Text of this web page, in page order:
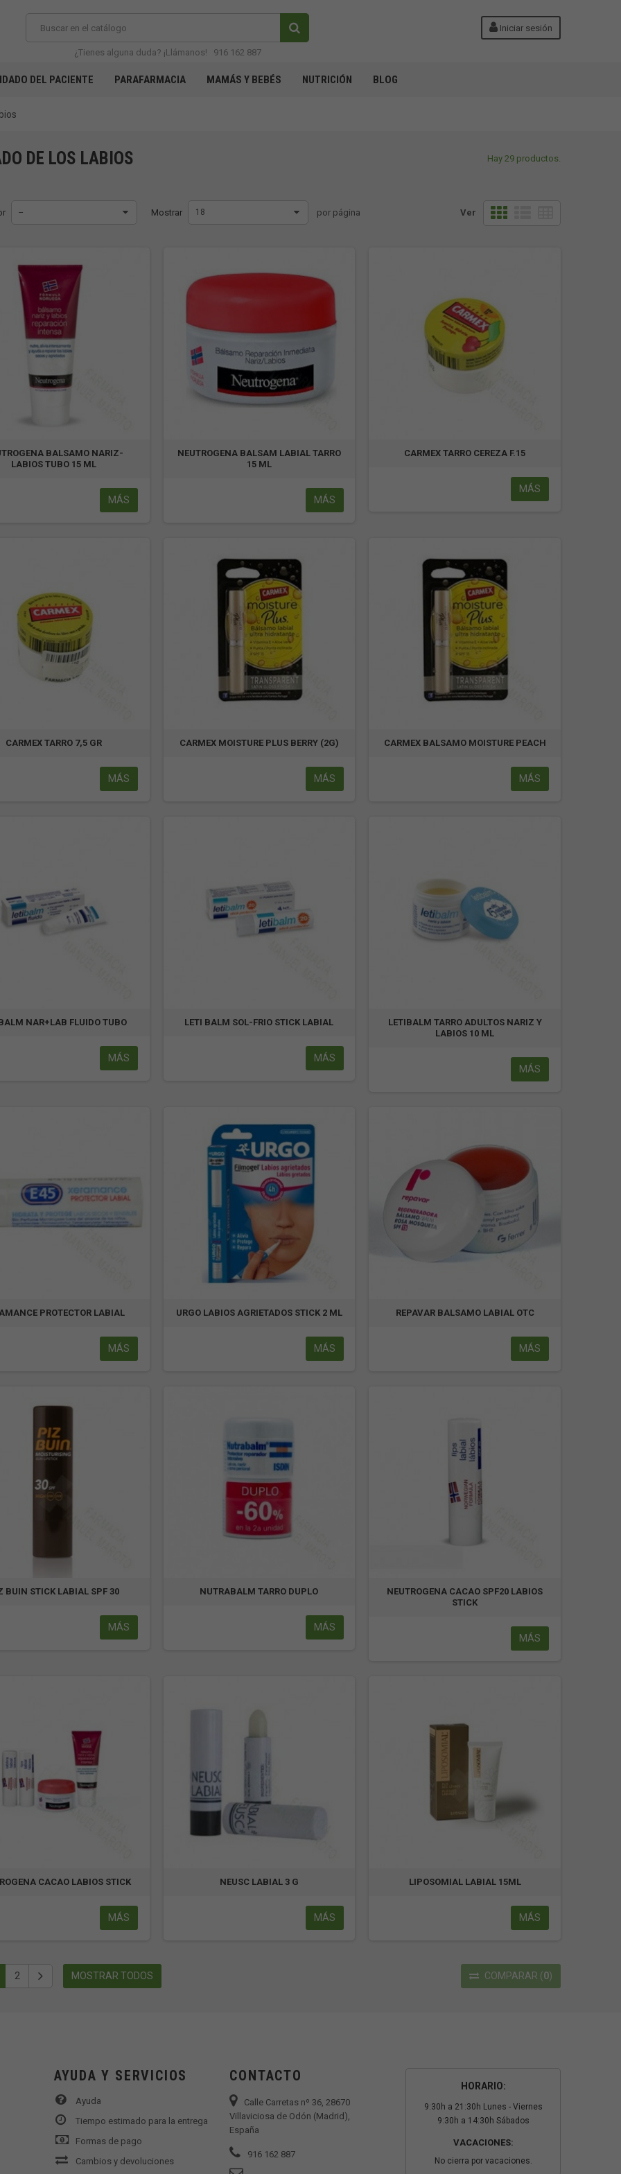
Iniciar sesión
¿Tienes alguna duda? ¡Llámanos! 916 162 887
DEL PACIENTE PARAFARMACIA MAMÁS Y BEBÉS NUTRICIÓN BLOG
DE LOS LABIOS Hay 29 productos.
Ver
-- Mostrar 18 por página
BALSAMO NARIZ-
LABIOS TUBO 15 ML
MÁS
NEUTROGENA BALSAM LABIAL TARRO
15 ML
MÁS
CARMEX TARRO CEREZA F.15
MÁS
CARMEX TARRO 7,5 GR
MÁS
CARMEX MOISTURE PLUS BERRY (2G)
MÁS
CARMEX BALSAMO MOISTURE PEACH
MÁS
NAR+LAB FLUIDO TUBO
MÁS
LETI BALM SOL-FRIO STICK LABIAL
MÁS
LETIBALM TARRO ADULTOS NARIZ Y
LABIOS 10 ML
MÁS
PROTECTOR LABIAL
MÁS
URGO LABIOS AGRIETADOS STICK 2 ML
MÁS
REPAVAR BALSAMO LABIAL OTC
MÁS
BUIN STICK LABIAL SPF 30
MÁS
NUTRABALM TARRO DUPLO
MÁS
NEUTROGENA CACAO SPF20 LABIOS
STICK
MÁS
CACAO LABIOS STICK
MÁS
NEUSC LABIAL 3 G
MÁS
LIPOSOMIAL LABIAL 15ML
MÁS
COMPARAR (0)
2 MOSTRAR TODOS
AYUDA Y SERVICIOS
Ayuda
Tiempo estimado para la entrega
Formas de pago
Cambios y devoluciones
CONTACTO
Calle Carretas nº 36, 28670
Villaviciosa de Odón (Madrid),
España
916 162 887
HORARIO:
9:30h a 21:30h Lunes - Viernes
9:30h a 14:30h Sábados
VACACIONES:
No cierra por vacaciones.